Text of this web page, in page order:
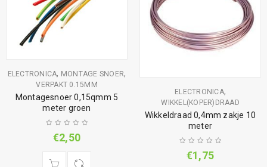
ELECTRONICA, MONTAGE SNOER,
VERPAKT 0.15MM
Montagesnoer 0,15qmm 5
meter groen
€2,50
ELECTRONICA,
WIKKEL(KOPER)DRAAD
Wikkeldraad 0,4mm zakje 10
meter
€1,75